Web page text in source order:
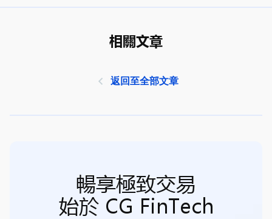
相關文章
返回至全部文章
暢享極致交易
始於 CG FinTech